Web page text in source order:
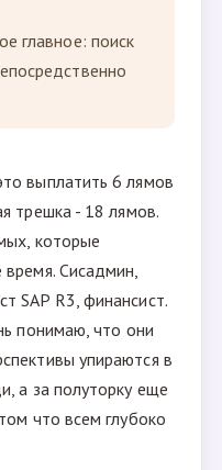
главное: поиск
выплатить 6 лямов
трешка - 18 лямов.
которые
время. Сисадмин,
SAP R3, финансист.
понимаю, что они
упираются в
а за полуторку еще
что всем глубоко